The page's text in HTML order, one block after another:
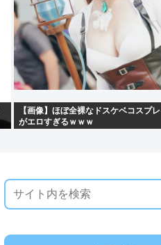
【画像】ほぼ全裸なドスケベコスプ
がエロすぎるｗｗｗ